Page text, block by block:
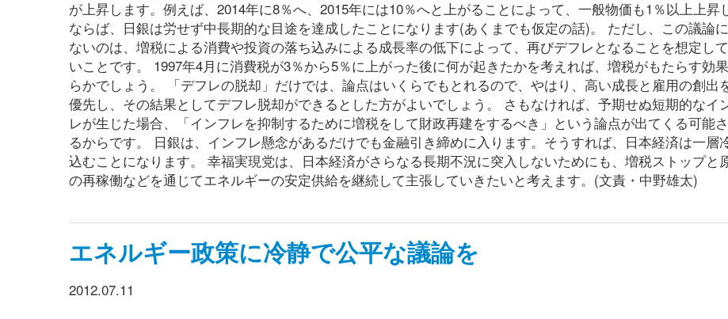
が上昇します。例えば、2014年に8％へ、2015年には10％へと上がることによって、一般物価も1％以上上昇
ならば、日銀は労せず中長期的な目途を達成したことになります(あくまでも仮定の話)。 ただし、この議論
ないのは、増税による消費や投資の落ち込みによる成長率の低下によって、再びデフレとなることを想定し
いことです。 1997年4月に消費税が3％から5％に上がった後に何が起きたかを考えれば、増税がもたらす効
らかでしょう。 「デフレの脱却」だけでは、論点はいくらでもとれるので、やはり、高い成長と雇用の創出
優先し、その結果としてデフレ脱却ができるとした方がよいでしょう。 さもなければ、予期せぬ短期的なイ
レが生じた場合、「インフレを抑制するために増税をして財政再建をするべき」という論点が出てくる可能
るからです。 日銀は、インフレ懸念があるだけでも金融引き締めに入ります。そうすれば、日本経済は一層
込むことになります。 幸福実現党は、日本経済がさらなる長期不況に突入しないためにも、増税ストップと
の再稼働などを通じてエネルギーの安定供給を継続して主張していきたいと考えます。(文責・中野雄太)
エネルギー政策に冷静で公平な議論を
2012.07.11